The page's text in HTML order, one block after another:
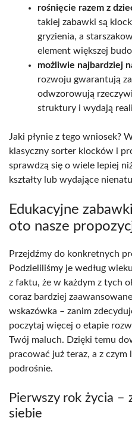
rośnięcie razem z
takiej zabawki są
gryzienia, a
element większej
możliwie najbardziej
rozwoju gwarantują
odwzorowują
struktury i wydają
Jaki płynie z tego wniosek?
klasyczny sorter klocków i
sprawdzą się o wiele lepiej
kształty lub wydające
Edukacyjne
oto nasze
Przejdźmy do konkretnych
Podzieliliśmy je według
z faktu, że w każdym z tych
coraz bardziej
wskazówka – zanim
poczytaj więcej o etapie
Twój maluch. Dzięki temu
pracować już teraz, a z czym
podrośnie.
Pierwszy rok życia –
siebie